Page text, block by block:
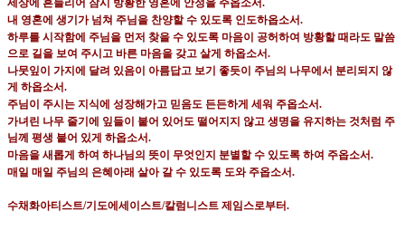
세상에 흔들리어 잠시 방황한 영혼에 안정을 주옵소서.
내 영혼에 생기가 넘쳐 주님을 찬양할 수 있도록 인도하옵소서.
하루를 시작함에 주님을 먼저 찾을 수 있도록 마음이 공허하여 방황할 때라도 말씀
으로 길을 보여 주시고 바른 마음을 갖고 살게 하옵소서.
나뭇잎이 가지에 달려 있음이 아름답고 보기 좋듯이 주님의 나무에서 분리되지 않
게 하옵소서.
주님이 주시는 지식에 성장해가고 믿음도 든든하게 세워 주옵소서.
가녀린 나무 줄기에 잎들이 붙어 있어도 떨어지지 않고 생명을 유지하는 것처럼 주
님께 평생 붙어 있게 하옵소서.
마음을 새롭게 하여 하나님의 뜻이 무엇인지 분별할 수 있도록 하여 주옵소서.
매일 매일 주님의 은혜아래 살아 갈 수 있도록 도와 주옵소서.
수채화아티스트/기도에세이스트/칼럼니스트 제임스로부터.